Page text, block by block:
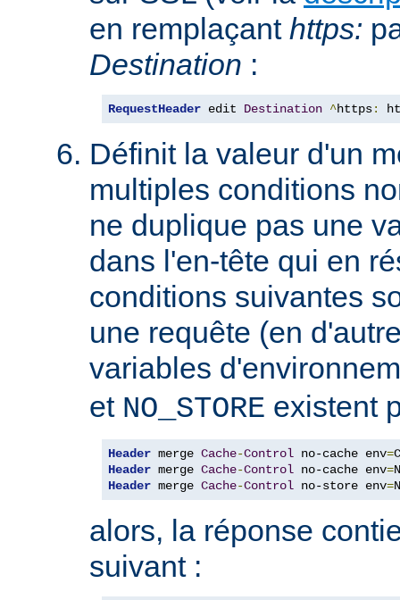
en remplaçant https:
Destination :
RequestHeader edit Destination ^https:
Définit la valeur d'un
multiples conditions
ne duplique pas une
dans l'en-tête qui en
conditions suivantes
une requête (en
variables
et NO_STORE existent
Header merge Cache-Control no-cache env=
Header merge Cache-Control no-cache env=
Header merge Cache-Control no-store env=
alors, la réponse
suivant :